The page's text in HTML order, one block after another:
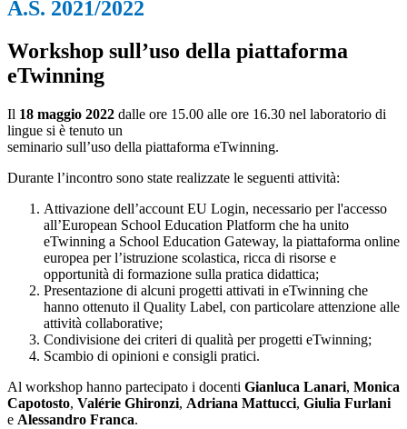
A.S. 2021/2022
Workshop sull’uso della piattaforma
eTwinning
Il 18 maggio 2022 dalle ore 15.00 alle ore 16.30 nel laboratorio di
lingue si è tenuto un
seminario sull’uso della piattaforma eTwinning.
Durante l’incontro sono state realizzate le seguenti attività:
Attivazione dell’account EU Login, necessario per l'accesso
all’European School Education Platform che ha unito
eTwinning a School Education Gateway, la piattaforma online
europea per l’istruzione scolastica, ricca di risorse e
opportunità di formazione sulla pratica didattica;
Presentazione di alcuni progetti attivati in eTwinning che
hanno ottenuto il Quality Label, con particolare attenzione alle
attività collaborative;
Condivisione dei criteri di qualità per progetti eTwinning;
Scambio di opinioni e consigli pratici.
Al workshop hanno partecipato i docenti Gianluca Lanari, Monica
Capotosto, Valérie Ghironzi, Adriana Mattucci, Giulia Furlani
e Alessandro Franca.